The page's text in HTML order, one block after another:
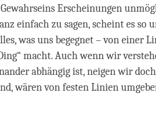
Erscheinungen
einfach zu sagen, scheint es so
was uns begegnet – von einer
macht. Auch wenn wir
abhängig ist, neigen wir
wären von festen Linien